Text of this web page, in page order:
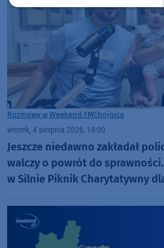
Rozmowy w Weekend FMChojnice
wtorek, 4 sierpnia 2026, 14:00
Jeszcze niedawno zakładał
walczy o powrót do
w Silnie Piknik Charytatywny